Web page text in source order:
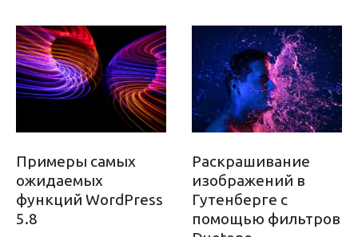
Примеры самых
ожидаемых
функций WordPress
5.8
Раскрашивание
изображений в
Гутенберге с
помощью фильтров